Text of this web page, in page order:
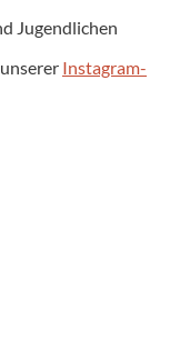
Jugendlichen
Instagram-